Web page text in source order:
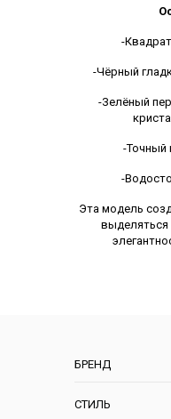
БРЕНД
СТИЛЬ
-
-Чёрный
-Зелёный
-Точный
-
Эта модель
выделяться